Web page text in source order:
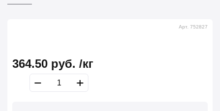
Арт. 752827
364.50 руб. /кг